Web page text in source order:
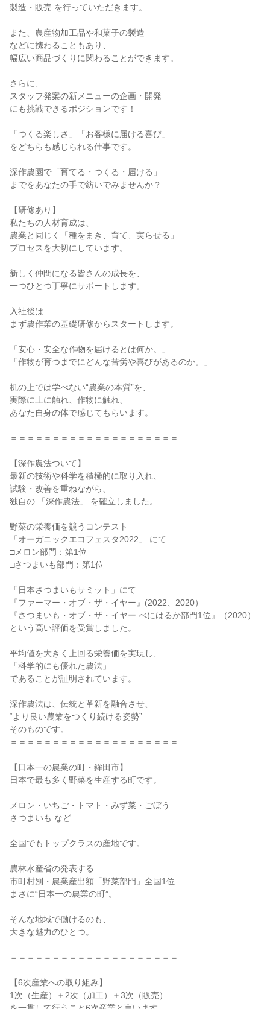
製造・販売 を行っていただきます。
また、農産物加工品や和菓子の製造
などに携わることもあり、
幅広い商品づくりに関わることができます。
さらに、
スタッフ発案の新メニューの企画・開発
にも挑戦できるポジションです！
「つくる楽しさ」「お客様に届ける喜び」
をどちらも感じられる仕事です。
深作農園で「育てる・つくる・届ける」
までをあなたの手で紡いでみませんか？
【研修あり】
私たちの人材育成は、
農業と同じく「種をまき、育て、実らせる」
プロセスを大切にしています。
新しく仲間になる皆さんの成長を、
一つひとつ丁寧にサポートします。
入社後は
まず農作業の基礎研修からスタートします。
「安心・安全な作物を届けるとは何か。」
「作物が育つまでにどんな苦労や喜びがあるのか。」
机の上では学べない“農業の本質”を、
実際に土に触れ、作物に触れ、
あなた自身の体で感じてもらいます。
＝＝＝＝＝＝＝＝＝＝＝＝＝＝＝＝＝＝＝＝
【深作農法ついて】
最新の技術や科学を積極的に取り入れ、
試験・改善を重ねながら、
独自の 「深作農法」 を確立しました。
野菜の栄養価を競うコンテスト
「オーガニックエコフェスタ2022」 にて
□メロン部門：第1位
□さつまいも部門：第1位
「日本さつまいもサミット」にて
『ファーマー・オブ・ザ・イヤー』(2022、2020）
『さつまいも・オブ・ザ・イヤー べにはるか部門1位』（2020）
という高い評価を受賞しました。
平均値を大きく上回る栄養価を実現し、
「科学的にも優れた農法」
であることが証明されています。
深作農法は、伝統と革新を融合させ、
“より良い農業をつくり続ける姿勢”
そのものです。
＝＝＝＝＝＝＝＝＝＝＝＝＝＝＝＝＝＝＝＝
【日本一の農業の町・鉾田市】
日本で最も多く野菜を生産する町です。
メロン・いちご・トマト・みず菜・ごぼう
さつまいも など
全国でもトップクラスの産地です。
農林水産省の発表する
市町村別・農業産出額「野菜部門」全国1位
まさに“日本一の農業の町”。
そんな地域で働けるのも、
大きな魅力のひとつ。
＝＝＝＝＝＝＝＝＝＝＝＝＝＝＝＝＝＝＝＝
【6次産業への取り組み】
1次（生産）＋2次（加工）＋3次（販売）